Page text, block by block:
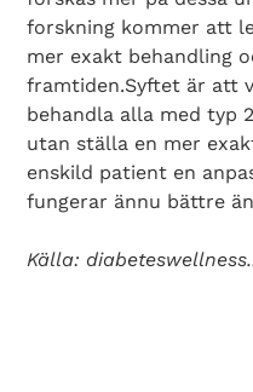
forskning kommer att
mer exakt behandling
framtiden.Syftet är att
behandla alla med typ
utan ställa en mer
enskild patient en
fungerar ännu bättre
Källa: